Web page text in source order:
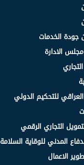
جودة الخدمات
الادارة
للتحكيم الدولي
التجاري الرقمي
المدني للوقاية السلامة
الاعمال